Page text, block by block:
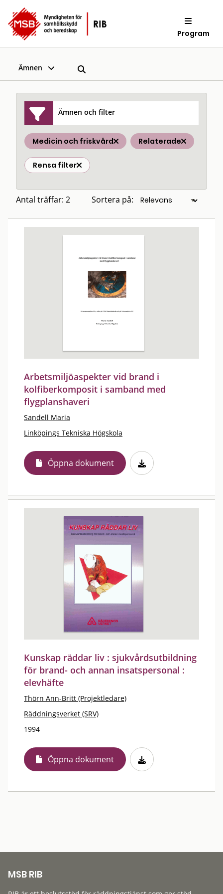
Program
Ämnen
Ämnen och filter
Medicin och friskvård Relaterade
Rensa filter
Antal träffar: 2 Sortera på:
Arbetsmiljöaspekter vid brand i
kolfiberkomposit i samband med
flygplanshaveri
Sandell Maria
Linköpings Tekniska Högskola
Öppna dokument
Kunskap räddar liv : sjukvårdsutbildning
för brand- och annan insatspersonal :
elevhäfte
Thörn Ann-Britt (Projektledare)
Räddningsverket (SRV)
1994
Öppna dokument
MSB RIB